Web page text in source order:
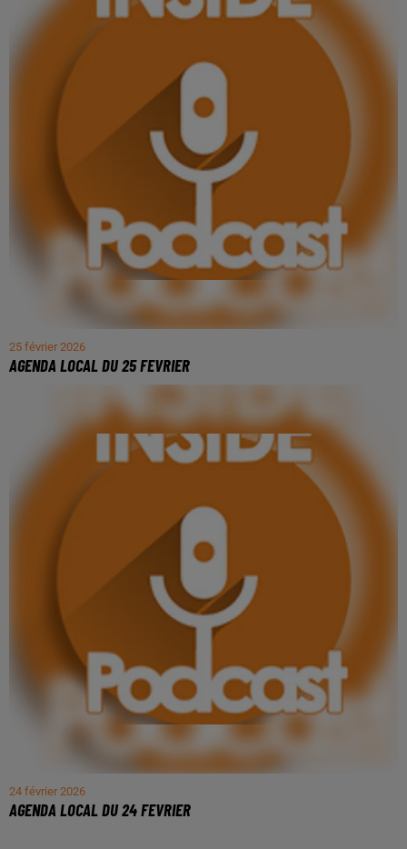
25 février 2026
AGENDA LOCAL DU 25 FEVRIER
24 février 2026
AGENDA LOCAL DU 24 FEVRIER